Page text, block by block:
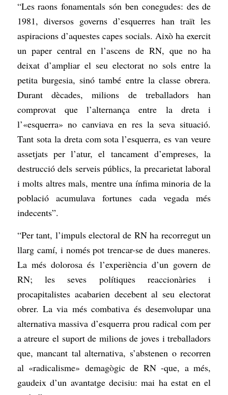
“Les raons fonamentals són ben conegudes: des de
1981, diversos governs d’esquerres han traït les
aspiracions d’aquestes capes socials. Això ha exercit
un paper central en l’ascens de RN, que no ha
deixat d’ampliar el seu electorat no sols entre la
petita burgesia, sinó també entre la classe obrera.
Durant dècades, milions de treballadors han
comprovat que l’alternança entre la dreta i
l’«esquerra» no canviava en res la seva situació.
Tant sota la dreta com sota l’esquerra, es van veure
assetjats per l’atur, el tancament d’empreses, la
destrucció dels serveis públics, la precarietat laboral
i molts altres mals, mentre una ínfima minoria de la
població acumulava fortunes cada vegada més
indecents”.
“Per tant, l’impuls electoral de RN ha recorregut un
llarg camí, i només pot trencar-se de dues maneres.
La més dolorosa és l’experiència d’un govern de
RN; les seves polítiques reaccionàries i
procapitalistes acabarien decebent al seu electorat
obrer. La via més combativa és desenvolupar una
alternativa massiva d’esquerra prou radical com per
a atreure el suport de milions de joves i treballadors
que, mancant tal alternativa, s’abstenen o recorren
al «radicalisme» demagògic de RN -que, a més,
gaudeix d’un avantatge decisiu: mai ha estat en el